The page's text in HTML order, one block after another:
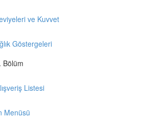
ve Kuvvet
Göstergeleri
Bölüm
Listesi
Menüsü